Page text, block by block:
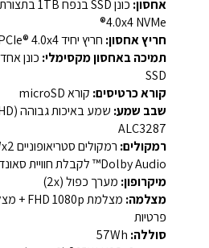
אחסון:
4.0x4 NVMe®
חריץ אחסון: חריץ יחיד M.2 2242 PCIe® 4.0x4
תמיכה באחסון מקסימלי:
SSD
קורא כרטיסים: קורא microSD
שבב שמע:
ALC3287
רמקולים:
Dolby Audio™ לקבלת חוויית סאונד עשירה
מיקרופון: מערך כפול (2x)
מצלמה:
פרטיות
סוללה: